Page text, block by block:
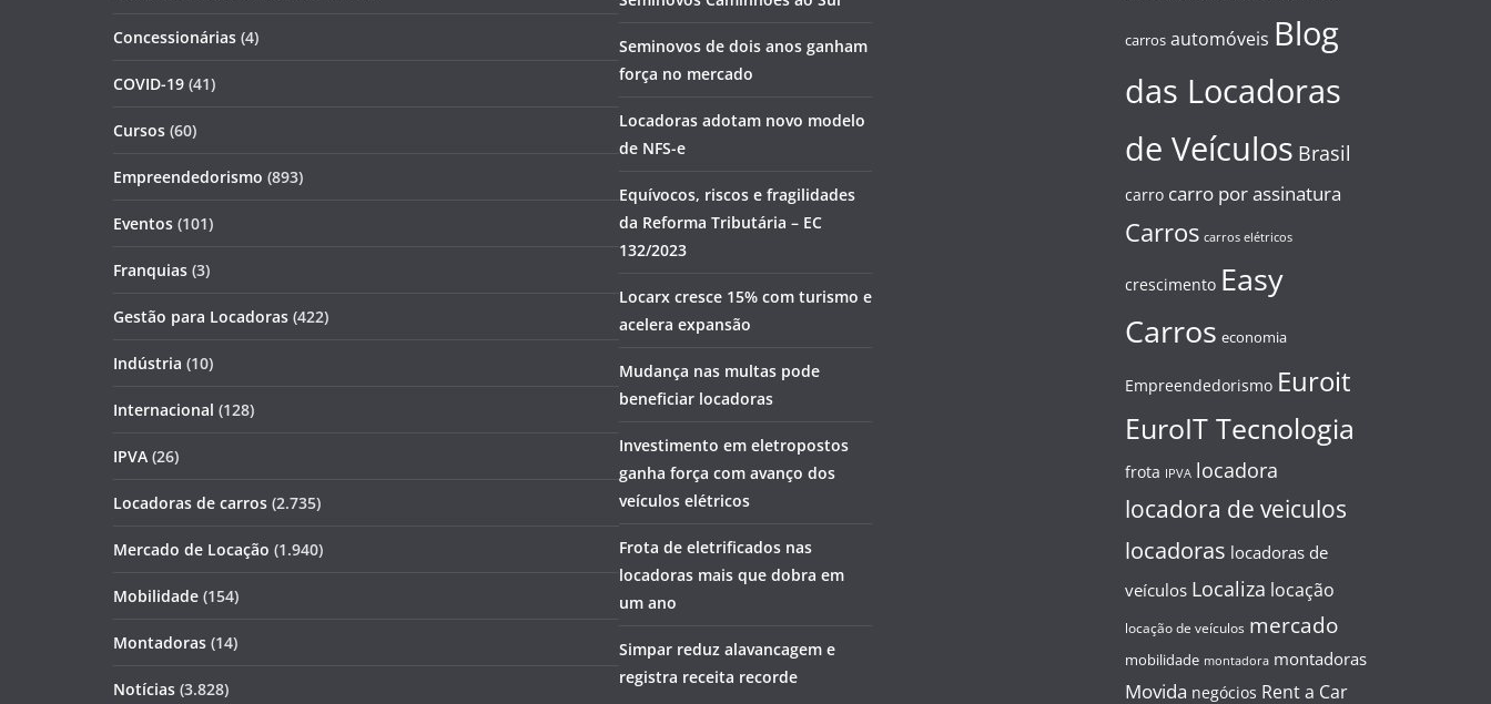
Concessionárias (4)
COVID-19 (41)
Cursos (60)
Empreendedorismo (893)
Eventos (101)
Franquias (3)
Gestão para Locadoras (422)
Indústria (10)
Internacional (128)
IPVA (26)
Locadoras de carros (2.735)
Mercado de Locação (1.940)
Mobilidade (154)
Montadoras (14)
Notícias (3.828)
Seminovos de dois anos ganham
força no mercado
Locadoras adotam novo modelo
de NFS-e
Equívocos, riscos e fragilidades
da Reforma Tributária – EC
132/2023
Locarx cresce 15% com turismo e
acelera expansão
Mudança nas multas pode
beneficiar locadoras
Investimento em eletropostos
ganha força com avanço dos
veículos elétricos
Frota de eletrificados nas
locadoras mais que dobra em
um ano
Simpar reduz alavancagem e
registra receita recorde
carros automóveis Blog
das Locadoras
de Veículos Brasil
carro carro por assinatura
Carros carros elétricos
crescimento Easy
Carros economia
Empreendedorismo Euroit
EuroIT Tecnologia
frota IPVA locadora
locadora de veiculos
locadoras locadoras de
veículos Localiza locação
locação de veículos mercado
mobilidade montadora montadoras
Movida negócios Rent a Car